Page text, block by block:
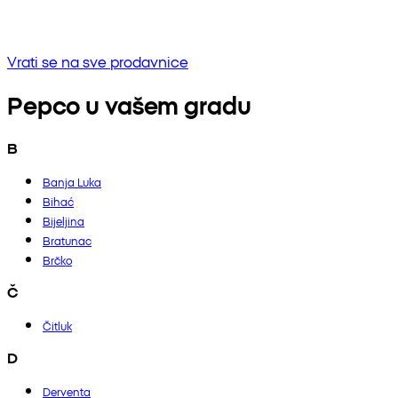
Vrati se na sve prodavnice
Pepco u vašem gradu
B
Banja Luka
Bihać
Bijeljina
Bratunac
Brčko
Č
Čitluk
D
Derventa